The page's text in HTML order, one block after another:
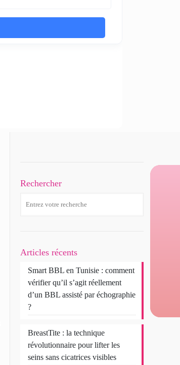
Rechercher
Articles récents
Smart BBL en Tunisie : comment
vérifier qu’il s’agit réellement
d’un BBL assisté par échographie
?
BreastTite : la technique
révolutionnaire pour lifter les
seins sans cicatrices visibles